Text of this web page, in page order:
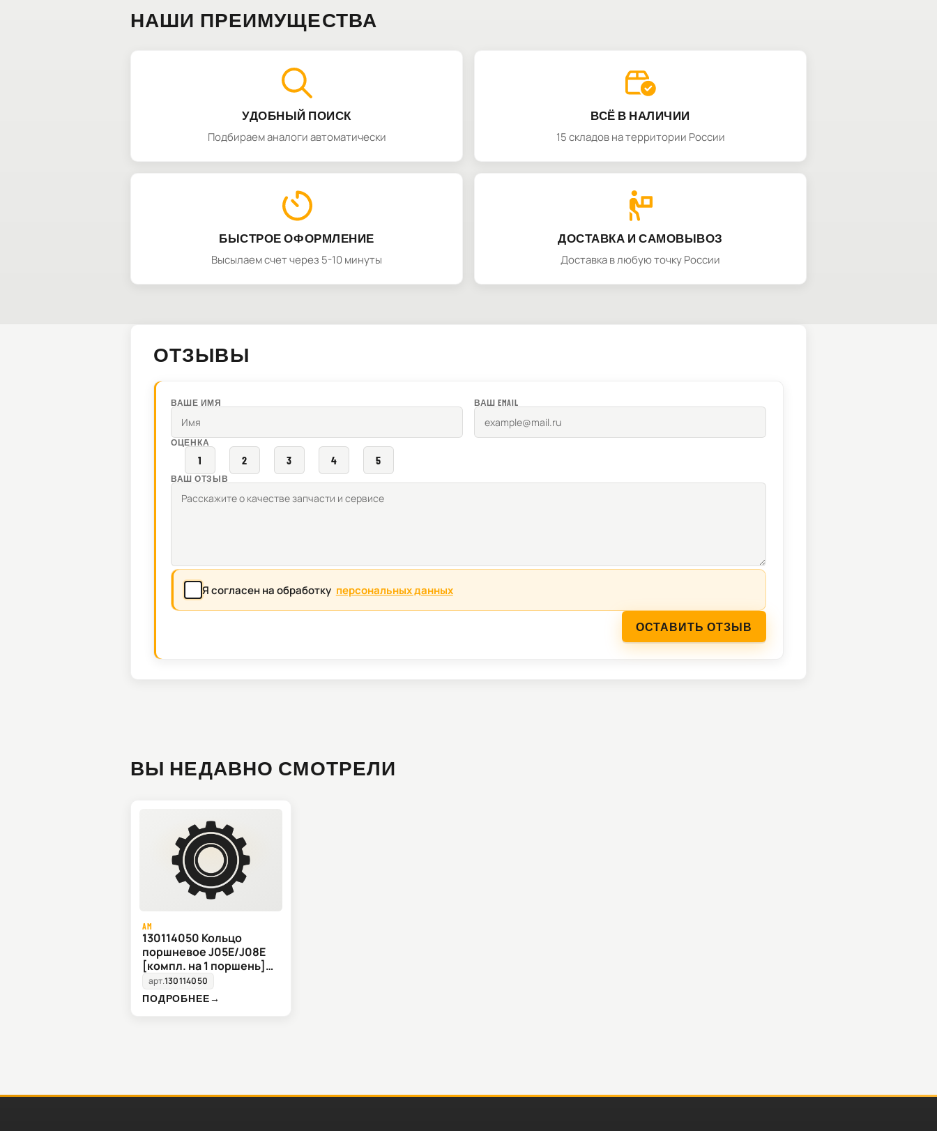
НАШИ ПРЕИМУЩЕСТВА
УДОБНЫЙ ПОИСК
Подбираем аналоги автоматически
ВСЁ В НАЛИЧИИ
15 складов на территории России
БЫСТРОЕ ОФОРМЛЕНИЕ
Высылаем счет через 5-10 минуты
ДОСТАВКА И САМОВЫВОЗ
Доставка в любую точку России
ОТЗЫВЫ
ВАШЕ ИМЯ ВАШ EMAIL
ОЦЕНКА
1 2 3 4 5
ВАШ ОТЗЫВ
Я согласен на обработку персональных данных
ОСТАВИТЬ ОТЗЫВ
ВЫ НЕДАВНО СМОТРЕЛИ
AM
130114050 Кольцо
поршневое J05E/J08E
[компл. на 1 поршень]
130114050
арт.130114050
ПОДРОБНЕЕ→